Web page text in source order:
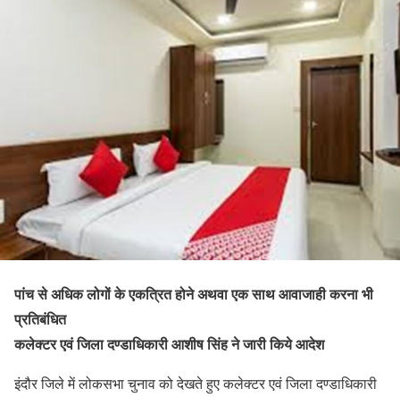
पांच से अधिक लोगों के एकत्रित होने अथवा एक साथ आवाजाही करना भी
प्रतिबंधित
कलेक्टर एवं जिला दण्डाधिकारी आशीष सिंह ने जारी किये आदेश
इंदौर जिले में लोकसभा चुनाव को देखते हुए कलेक्टर एवं जिला दण्डाधिकारी